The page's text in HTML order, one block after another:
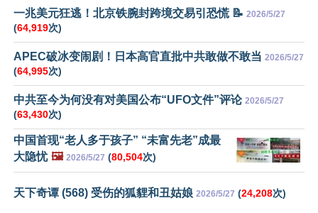
一兆美元狂逃！北京铁腕封跨境交易引恐慌 📝 2026/5/27
(64,919次)
APEC破冰变闹剧！日本高官直批中共敢做不敢当 2026/5/27
(64,995次)
中共至今为何没有对美国公布“UFO文件”评论 2026/5/27
(63,430次)
中国首现“老人多于孩子” “未富先老”成最
大隐忧 🖼️ 2026/5/27 (80,504次)
天下奇谭 (568) 受伤的狐貍和丑姑娘 2026/5/27 (24,208次)